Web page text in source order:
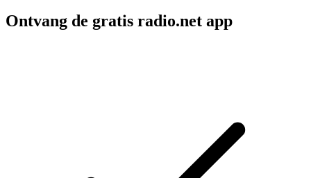
Ontvang de gratis radio.net app